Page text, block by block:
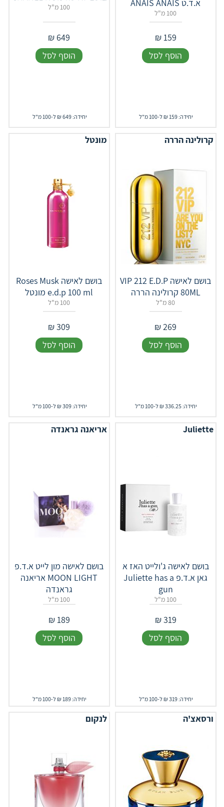
א.ד.ט ANAIS ANAIS
100 מ"ל
159
₪
הוסף לסל
יחידה: 159 ₪ ל-100 מ"ל
100 מ"ל
649
₪
הוסף לסל
יחידה: 649 ₪ ל-100 מ"ל
קרולינה הררה
בושם לאישה VIP 212 E.D.P
80ML קרולינה הררה
80 מ"ל
269
₪
הוסף לסל
יחידה: 336.25 ₪ ל-100 מ"ל
מונטל
בושם לאישה Roses Musk
e.d.p 100 ml מונטל
100 מ"ל
309
₪
הוסף לסל
יחידה: 309 ₪ ל-100 מ"ל
Juliette
בושם לאישה ג'ולייט האז א
גאן א.ד.פ Juliette has a
gun
100 מ"ל
319
₪
הוסף לסל
יחידה: 319 ₪ ל-100 מ"ל
אריאנה גראנדה
בושם לאישה מון לייט א.ד.פ
MOON LIGHT אריאנה
גראנדה
100 מ"ל
189
₪
הוסף לסל
יחידה: 189 ₪ ל-100 מ"ל
ורסאצ'ה לנקום